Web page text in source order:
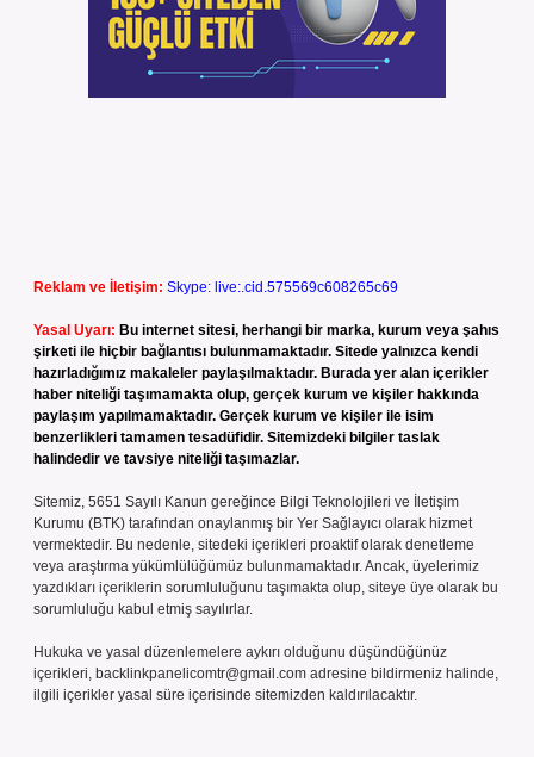
Reklam ve İletişim: Skype: live:.cid.575569c608265c69
Yasal Uyarı: Bu internet sitesi, herhangi bir marka, kurum veya şahıs
şirketi ile hiçbir bağlantısı bulunmamaktadır. Sitede yalnızca kendi
hazırladığımız makaleler paylaşılmaktadır. Burada yer alan içerikler
haber niteliği taşımamakta olup, gerçek kurum ve kişiler hakkında
paylaşım yapılmamaktadır. Gerçek kurum ve kişiler ile isim
benzerlikleri tamamen tesadüfidir. Sitemizdeki bilgiler taslak
halindedir ve tavsiye niteliği taşımazlar.
Sitemiz, 5651 Sayılı Kanun gereğince Bilgi Teknolojileri ve İletişim
Kurumu (BTK) tarafından onaylanmış bir Yer Sağlayıcı olarak hizmet
vermektedir. Bu nedenle, sitedeki içerikleri proaktif olarak denetleme
veya araştırma yükümlülüğümüz bulunmamaktadır. Ancak, üyelerimiz
yazdıkları içeriklerin sorumluluğunu taşımakta olup, siteye üye olarak bu
sorumluluğu kabul etmiş sayılırlar.
Hukuka ve yasal düzenlemelere aykırı olduğunu düşündüğünüz
içerikleri, backlinkpanelicomtr@gmail.com adresine bildirmeniz halinde,
ilgili içerikler yasal süre içerisinde sitemizden kaldırılacaktır.